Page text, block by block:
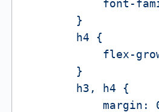
font-
        }
        h4 {
flex-
        }
        h3, h4 {
margin: